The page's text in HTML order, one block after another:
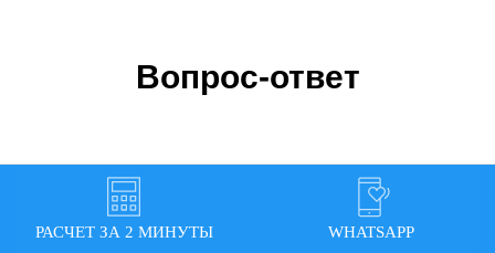
РАСЧЕТ ЗА 2 МИНУТЫ WHATSAPP
Вопрос-ответ
Для каких событий подходят
шатры и тенты?